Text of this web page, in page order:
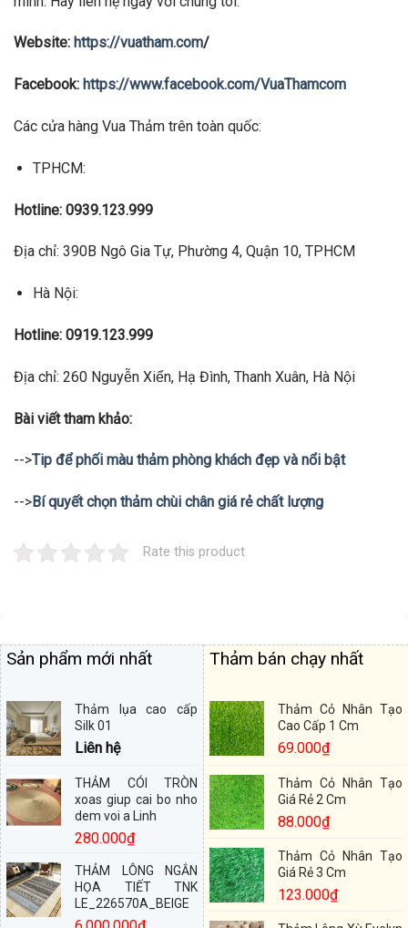
Website: https://vuatham.com/
Facebook: https://www.facebook.com/VuaThamcom
Các cửa hàng Vua Thảm trên toàn quốc:
TPHCM:
Hotline: 0939.123.999
Địa chỉ: 390B Ngô Gia Tự, Phường 4, Quận 10, TPHCM
Hà Nội:
Hotline: 0919.123.999
Địa chỉ: 260 Nguyễn Xiển, Hạ Đình, Thanh Xuân, Hà Nội
Bài viết tham khảo:
-->Tip để phối màu thảm phòng khách đẹp và nổi bật
-->Bí quyết chọn thảm chùi chân giá rẻ chất lượng
Rate this product
Sản phẩm mới nhất
Thảm lụa cao cấp
Silk 01
Liên hệ
THẢM CÓI TRÒN
xoas giup cai bo nho
dem voi a Linh
280.000₫
THẢM LÔNG NGẮN
HỌA TIẾT TNK
LE_226570A_BEIGE
Thảm bán chạy nhất
Thảm Cỏ Nhân Tạo
Cao Cấp 1 Cm
69.000₫
Thảm Cỏ Nhân Tạo
Giá Rẻ 2 Cm
88.000₫
Thảm Cỏ Nhân Tạo
Giá Rẻ 3 Cm
123.000₫